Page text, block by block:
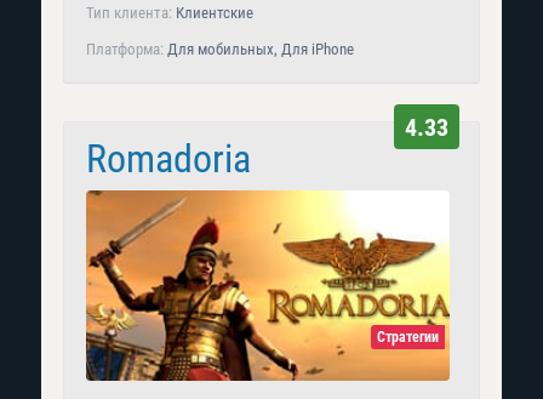
Тип клиента: Клиентские
Платформа: Для мобильных, Для iPhone
Romadoria
4.33
Стратегии